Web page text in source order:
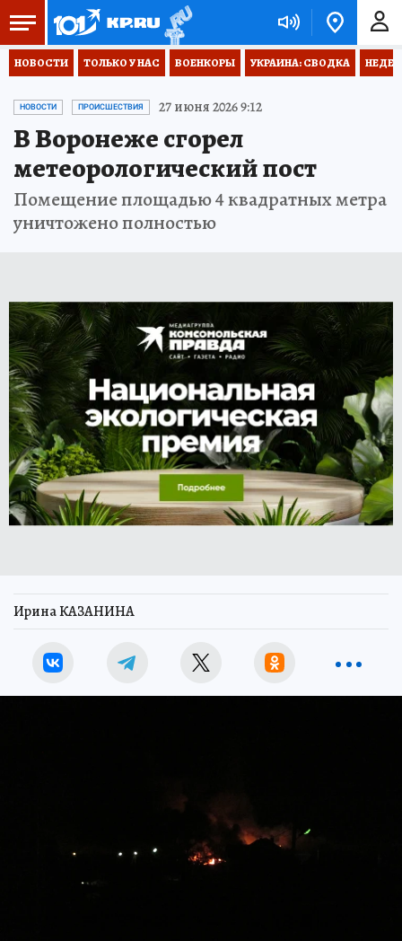
НОВОСТИ ТОЛЬКО У НАС ВОЕНКОРЫ УКРАИНА: СВОДКА
НОВОСТИ ПРОИСШЕСТВИЯ 27 июня 2026 9:12
В Воронеже сгорел
метеорологический пост
Помещение площадью 4 квадратных метра
уничтожено полностью
Ирина КАЗАНИНА